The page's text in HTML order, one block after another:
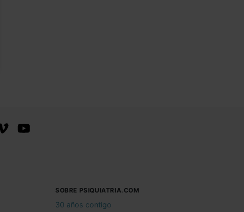
SOBRE PSIQUIATRIA.COM
30 años contigo